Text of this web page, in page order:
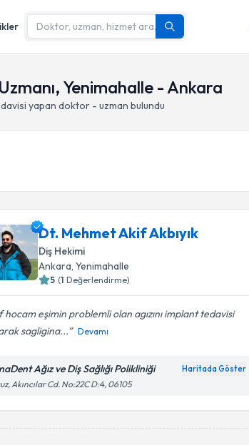
Yenimahalle - Ankara
yapan doktor - uzman bulundu
Dt. Mehmet Akif Akbıyık
Diş Hekimi
Ankara, Yenimahalle
5 (1 Değerlendirme)
hocam eşimin problemli olan agızını implant tedavisi
sagligina...
Devamı
Ağız ve Diş Sağlığı Polikliniği Haritada Göster
Akıncılar Cd. No:22C D:4, 06105